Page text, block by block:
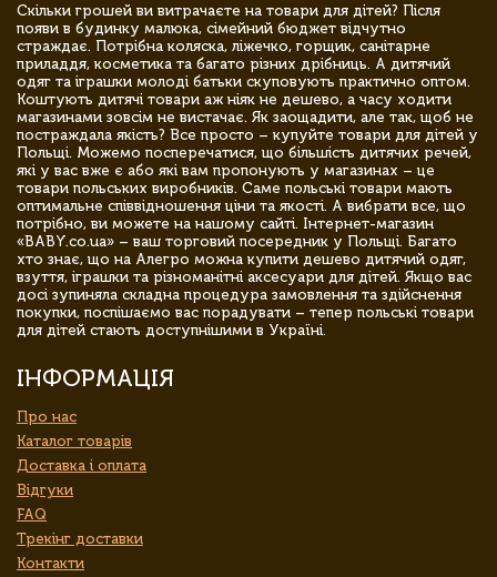
Скільки грошей ви витрачаєте на товари для дітей? Після
появи в будинку малюка, сімейний бюджет відчутно
страждає. Потрібна коляска, ліжечко, горщик, санітарне
приладдя, косметика та багато різних дрібниць. А дитячий
одяг та іграшки молоді батьки скуповують практично оптом.
Коштують дитячі товари аж ніяк не дешево, а часу ходити
магазинами зовсім не вистачає. Як заощадити, але так, щоб не
постраждала якість? Все просто – купуйте товари для дітей у
Польщі. Можемо посперечатися, що більшість дитячих речей,
які у вас вже є або які вам пропонують у магазинах – це
товари польських виробників. Саме польські товари мають
оптимальне співвідношення ціни та якості. А вибрати все, що
потрібно, ви можете на нашому сайті. Інтернет-магазин
«BABY.co.ua» – ваш торговий посередник у Польщі. Багато
хто знає, що на Алегро можна купити дешево дитячий одяг,
взуття, іграшки та різноманітні аксесуари для дітей. Якщо вас
досі зупиняла складна процедура замовлення та здійснення
покупки, поспішаємо вас порадувати – тепер польські товари
для дітей стають доступнішими в Україні.
ІНФОРМАЦІЯ
Про нас
Каталог товарів
Доставка і оплата
Відгуки
FAQ
Трекінг доставки
Контакти